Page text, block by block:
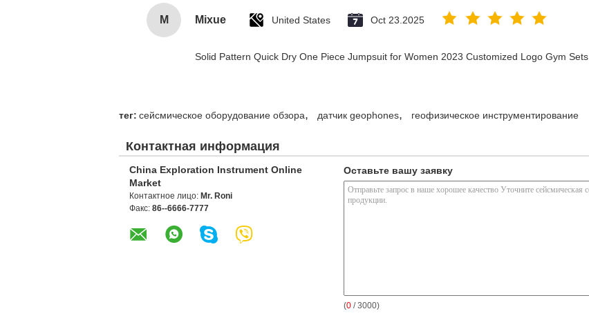
M Mixue United States Oct 23.2025
Solid Pattern Quick Dry One Piece Jumpsuit for Women 2023 Customized Logo Gym Sets
тег: сейсмическое оборудование обзора, датчик geophones, геофизическое инструментирование
Контактная информация
China Exploration Instrument Online
Market
Контактное лицо: Mr. Roni
Факс: 86--6666-7777
Оставьте вашу заявку
(0 / 3000)